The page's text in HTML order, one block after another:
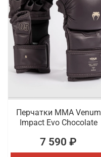
Перчатки ММА Venum
Impact Evo Chocolate
7 590 ₽